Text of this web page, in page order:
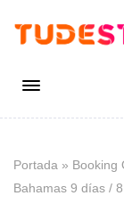
Portada » Booking
Bahamas 9 días /